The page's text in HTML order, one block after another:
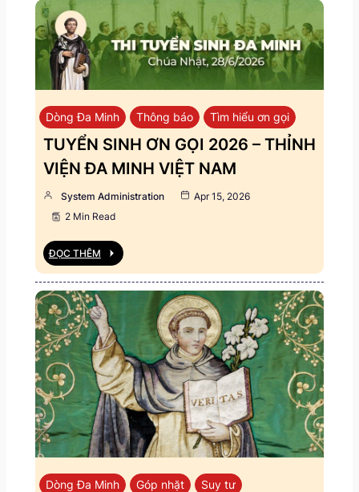
Dòng Đa Minh Thông báo Tìm hiểu ơn gọi
TUYỂN SINH ƠN GỌI 2026 – THỈNH
VIỆN ĐA MINH VIỆT NAM
System Administration
Apr 15, 2026
2 Min Read
ĐỌC THÊM
Dòng Đa Minh Góp nhặt Suy tư